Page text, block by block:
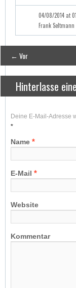
04/08/2014 at
Frank Seltmann
← Vor
Hinterlasse
Deine E-Mail-Adresse
*
Name *
E-Mail *
Website
Kommentar